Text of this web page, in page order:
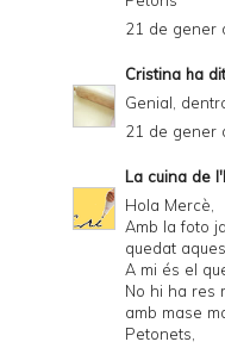
21 de gener
Cristina ha
Genial,
21 de gener
La cuina de
Hola Mercè,
Amb la foto
quedat
A mi és el
No hi ha res
amb mase
Petonets,